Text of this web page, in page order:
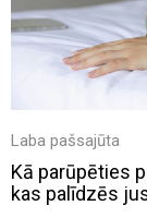
Laba pašsajūta
Kā parūpēties
kas palīdzēs